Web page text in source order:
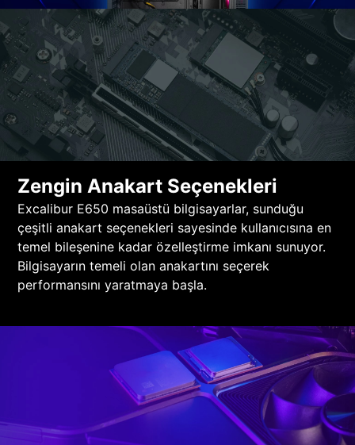
Zengin Anakart Seçenekleri
Excalibur E650 masaüstü bilgisayarlar, sunduğu
çeşitli anakart seçenekleri sayesinde kullanıcısına en
temel bileşenine kadar özelleştirme imkanı sunuyor.
Bilgisayarın temeli olan anakartını seçerek
performansını yaratmaya başla.